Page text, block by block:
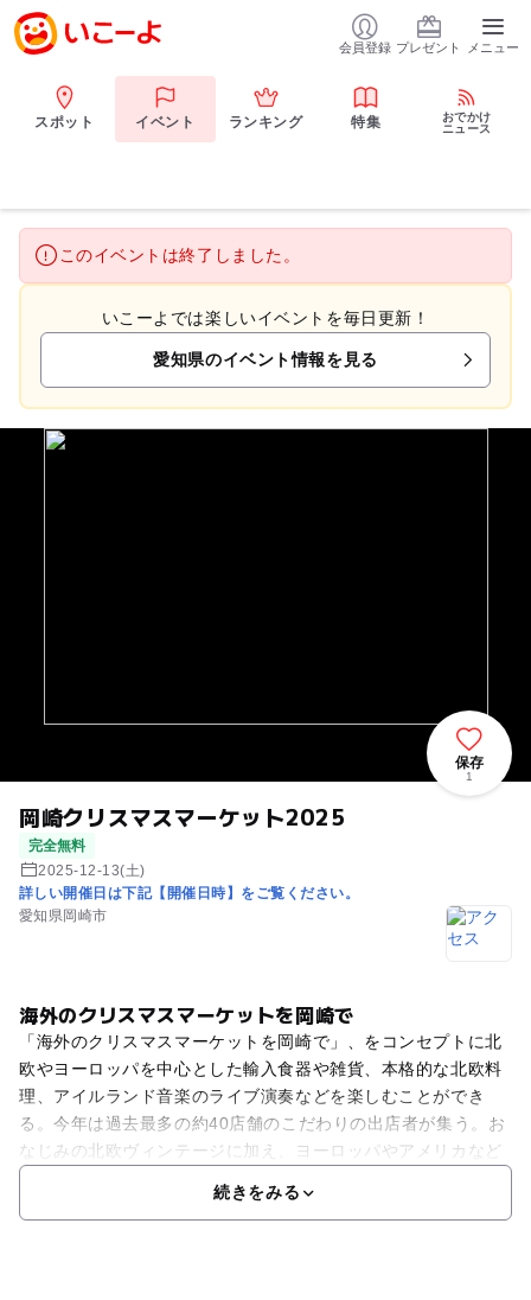
会員登録 プレゼント メニュー
スポット イベント ランキング 特集
おでかけ
ニュース
このイベントは終了しました。
いこーよでは楽しいイベントを毎日更新！
愛知県のイベント情報を見る
岡崎クリスマスマーケット2025
完全無料
2025-12-13(土)
詳しい開催日は下記【開催日時】をご覧ください。
愛知県岡崎市
保存
1
海外のクリスマスマーケットを岡崎で
「海外のクリスマスマーケットを岡崎で」、をコンセプトに北
欧やヨーロッパを中心とした輸入食器や雑貨、本格的な北欧料
理、アイルランド音楽のライブ演奏などを楽しむことができ
る。今年は過去最多の約40店舗のこだわりの出店者が集う。お
なじみの北欧ヴィンテージに加え、ヨーロッパやアメリカなど
続きをみる